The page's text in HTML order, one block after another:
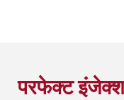
परफेक्ट